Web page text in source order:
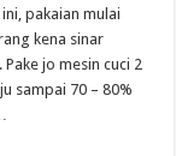
pakaian mulai
kena sinar
jo mesin cuci 2
sampai 70 – 80%